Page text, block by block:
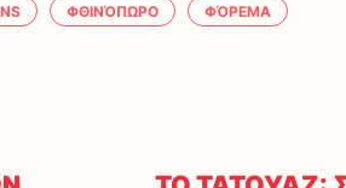
ΦΘΙΝΌΠΩΡΟ ΦΌΡΕΜΑ